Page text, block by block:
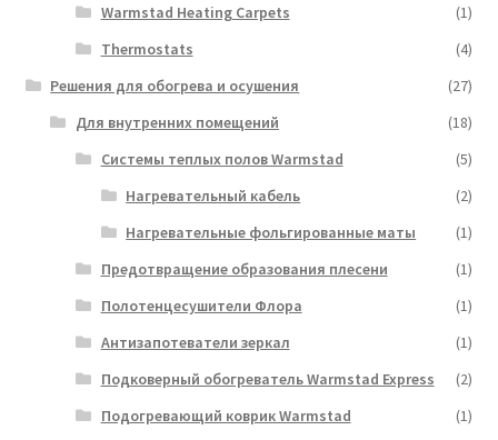
Warmstad Heating Carpets
(1)
Thermostats
(4)
Решения для обогрева и осушения
(27)
Для внутренних помещений
(18)
Системы теплых полов Warmstad
(5)
Нагревательный кабель
(2)
Нагревательные фольгированные маты
(1)
Предотвращение образования плесени
(1)
Полотенцесушители Флора
(1)
Антизапотеватели зеркал
(1)
Подковерный обогреватель Warmstad Express
(2)
Подогревающий коврик Warmstad
(1)